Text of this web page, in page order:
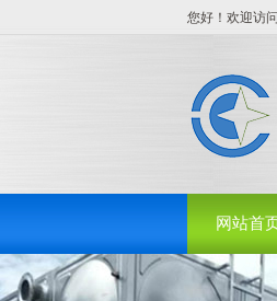
您好！欢迎访
网站首